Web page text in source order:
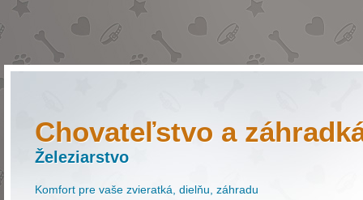
Chovateľstvo a
Železiarstvo
Komfort pre vaše zvieratká, dielňu, záhradu